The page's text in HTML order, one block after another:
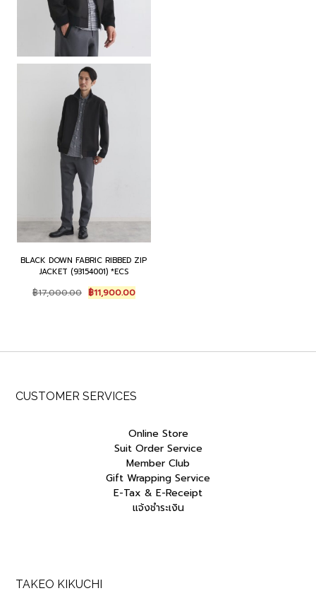
BLACK DOWN FABRIC RIBBED ZIP
JACKET (93154001) *ECS
฿17,000.00 Original
price
฿11,900.00Current
price
CUSTOMER SERVICES
Online Store
Suit Order Service
Member Club
Gift Wrapping Service
E-Tax & E-Receipt
แจ้งชำระเงิน
TAKEO KIKUCHI